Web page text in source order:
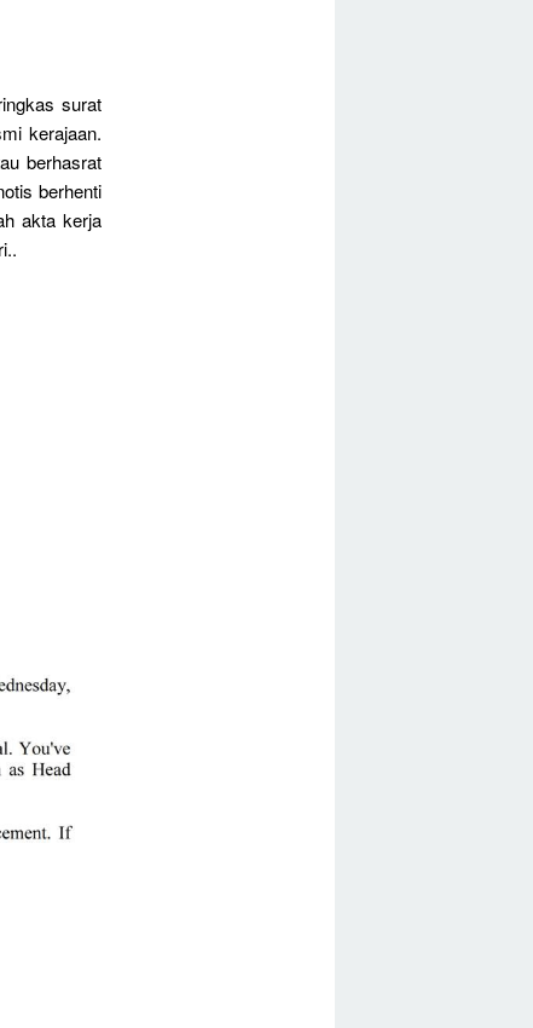
surat
kerajaan.
berhasrat
berhenti
akta kerja